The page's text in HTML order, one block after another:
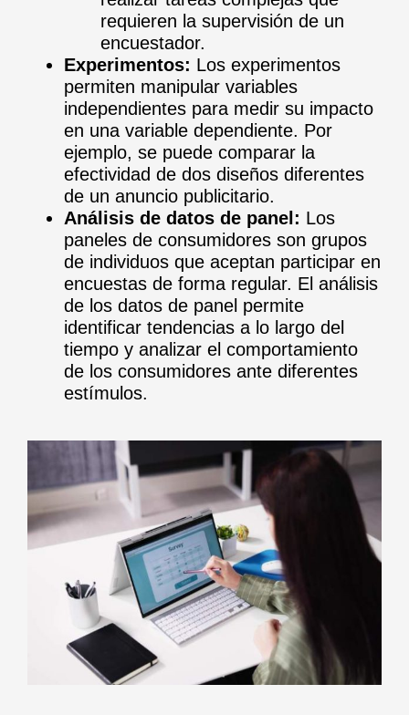
requieren la supervisión de un
encuestador.
Experimentos: Los experimentos
permiten manipular variables
independientes para medir su impacto
en una variable dependiente. Por
ejemplo, se puede comparar la
efectividad de dos diseños diferentes
de un anuncio publicitario.
Análisis de datos de panel: Los
paneles de consumidores son grupos
de individuos que aceptan participar en
encuestas de forma regular. El análisis
de los datos de panel permite
identificar tendencias a lo largo del
tiempo y analizar el comportamiento
de los consumidores ante diferentes
estímulos.